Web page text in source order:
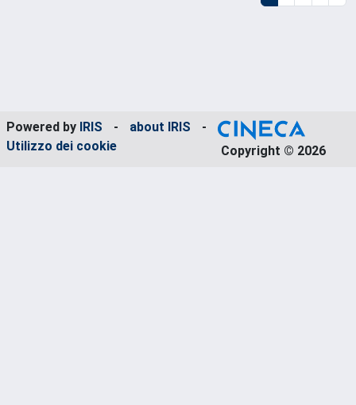
Powered by IRIS - about IRIS
-
Utilizzo dei cookie
Copyright © 2026